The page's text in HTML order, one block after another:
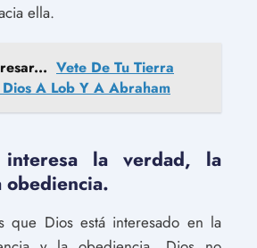
ella.
Vete De Tu Tierra
A Lob Y A Abraham
la verdad, la
obediencia.
que Dios está interesado en la